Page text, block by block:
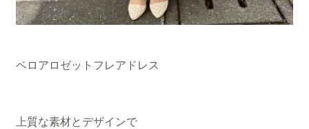
ベロアロゼットフレアドレス
上質な素材とデザインで